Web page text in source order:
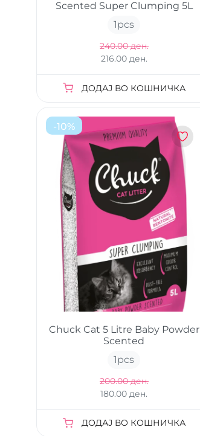
Scented Super Clumping 5L
1pcs
240.00 ден.
216.00 ден.
ДОДАЈ ВО КОШНИЧКА
-10%
Chuck Cat 5 Litre Baby Powder
Scented
1pcs
200.00 ден.
180.00 ден.
ДОДАЈ ВО КОШНИЧКА